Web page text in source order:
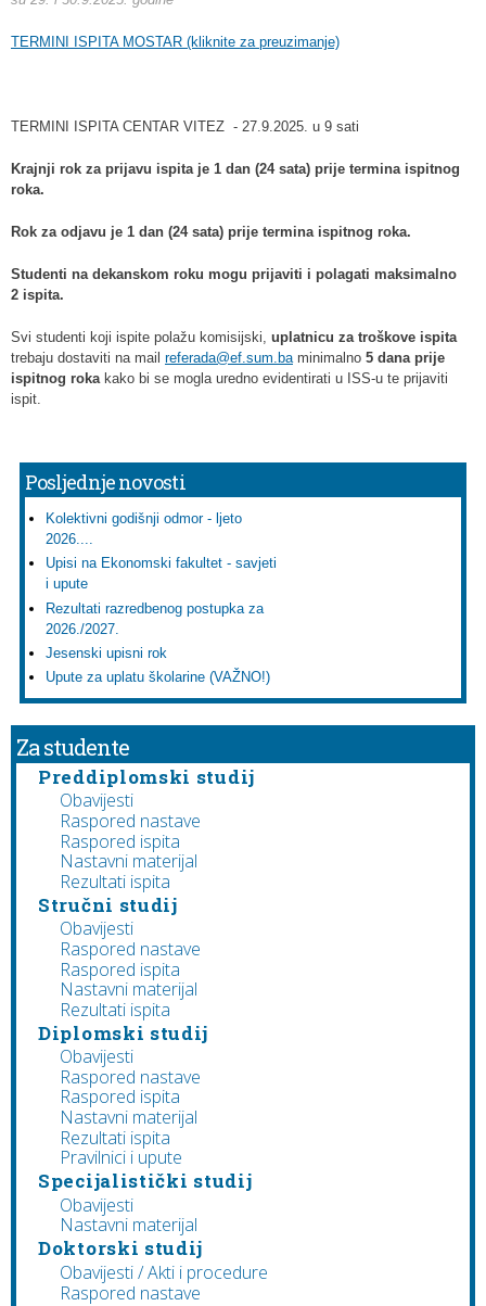
TERMINI ISPITA MOSTAR (kliknite za preuzimanje)
TERMINI ISPITA CENTAR VITEZ - 27.9.2025. u 9 sati
Krajnji rok za prijavu ispita je 1 dan (24 sata) prije termina ispitnog
roka.
Rok za odjavu je 1 dan (24 sata) prije termina ispitnog roka.
Studenti na dekanskom roku mogu prijaviti i polagati maksimalno
2 ispita.
Svi studenti koji ispite polažu komisijski, uplatnicu za troškove ispita
trebaju dostaviti na mail referada@ef.sum.baminimalno 5 dana prije
ispitnog rokakako bi se mogla uredno evidentirati u ISS-u te prijaviti
ispit.
Posljednje novosti
Kolektivni godišnji odmor - ljeto
2026....
Upisi na Ekonomski fakultet - savjeti
i upute
Rezultati razredbenog postupka za
2026./2027.
Jesenski upisni rok
Upute za uplatu školarine (VAŽNO!)
Za studente
Preddiplomski studij
Obavijesti
Raspored nastave
Raspored ispita
Nastavni materijal
Rezultati ispita
Stručni studij
Obavijesti
Raspored nastave
Raspored ispita
Nastavni materijal
Rezultati ispita
Diplomski studij
Obavijesti
Raspored nastave
Raspored ispita
Nastavni materijal
Rezultati ispita
Pravilnici i upute
Specijalistički studij
Obavijesti
Nastavni materijal
Doktorski studij
Obavijesti / Akti i procedure
Raspored nastave